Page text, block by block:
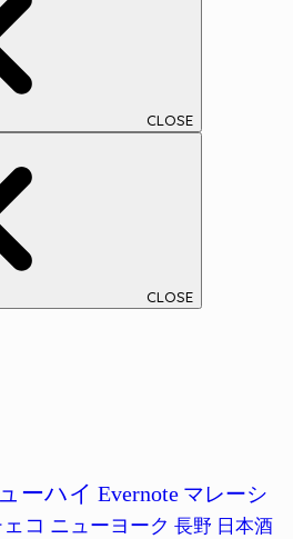
CLOSE
CLOSE
ーハイ Evernote マレーシ
コ ニューヨーク 長野 日本酒